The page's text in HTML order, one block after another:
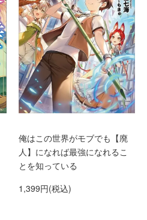
俺はこの世界がモブでも【廃
人】になれば最強になれるこ
とを知っている
1,399円(税込)